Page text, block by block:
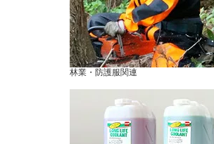
林業・防護服関連